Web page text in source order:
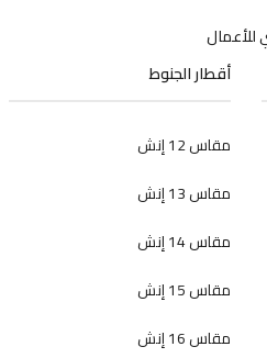
أقطار الجنوط
مقاس 12 إنش
مقاس 13 إنش
مقاس 14 إنش
مقاس 15 إنش
مقاس 16 إنش